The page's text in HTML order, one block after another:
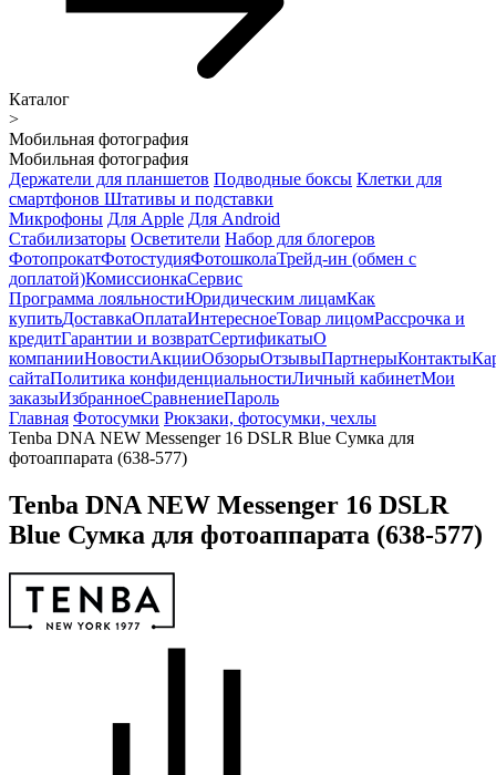
Каталог
>
Мобильная фотография
Мобильная фотография
Держатели для планшетов Подводные боксы Клетки для
смартфонов Штативы и подставки
Микрофоны Для Apple Для Android
Стабилизаторы Осветители Набор для блогеров
ФотопрокатФотостудияФотошколаТрейд-ин (обмен с
доплатой)КомиссионкаСервис
Программа лояльностиЮридическим лицамКак
купитьДоставкаОплатаИнтересноеТовар лицомРассрочка и
кредитГарантии и возвратСертификатыО
компанииНовостиАкцииОбзорыОтзывыПартнерыКонтакты
сайтаПолитика конфиденциальностиЛичный кабинетМои
заказыИзбранноеСравнениеПароль
Главная Фотосумки Рюкзаки, фотосумки, чехлы
Tenba DNA NEW Messenger 16 DSLR Blue Сумка для
фотоаппарата (638-577)
Tenba DNA NEW Messenger 16 DSLR
Blue Сумка для фотоаппарата (638-577)